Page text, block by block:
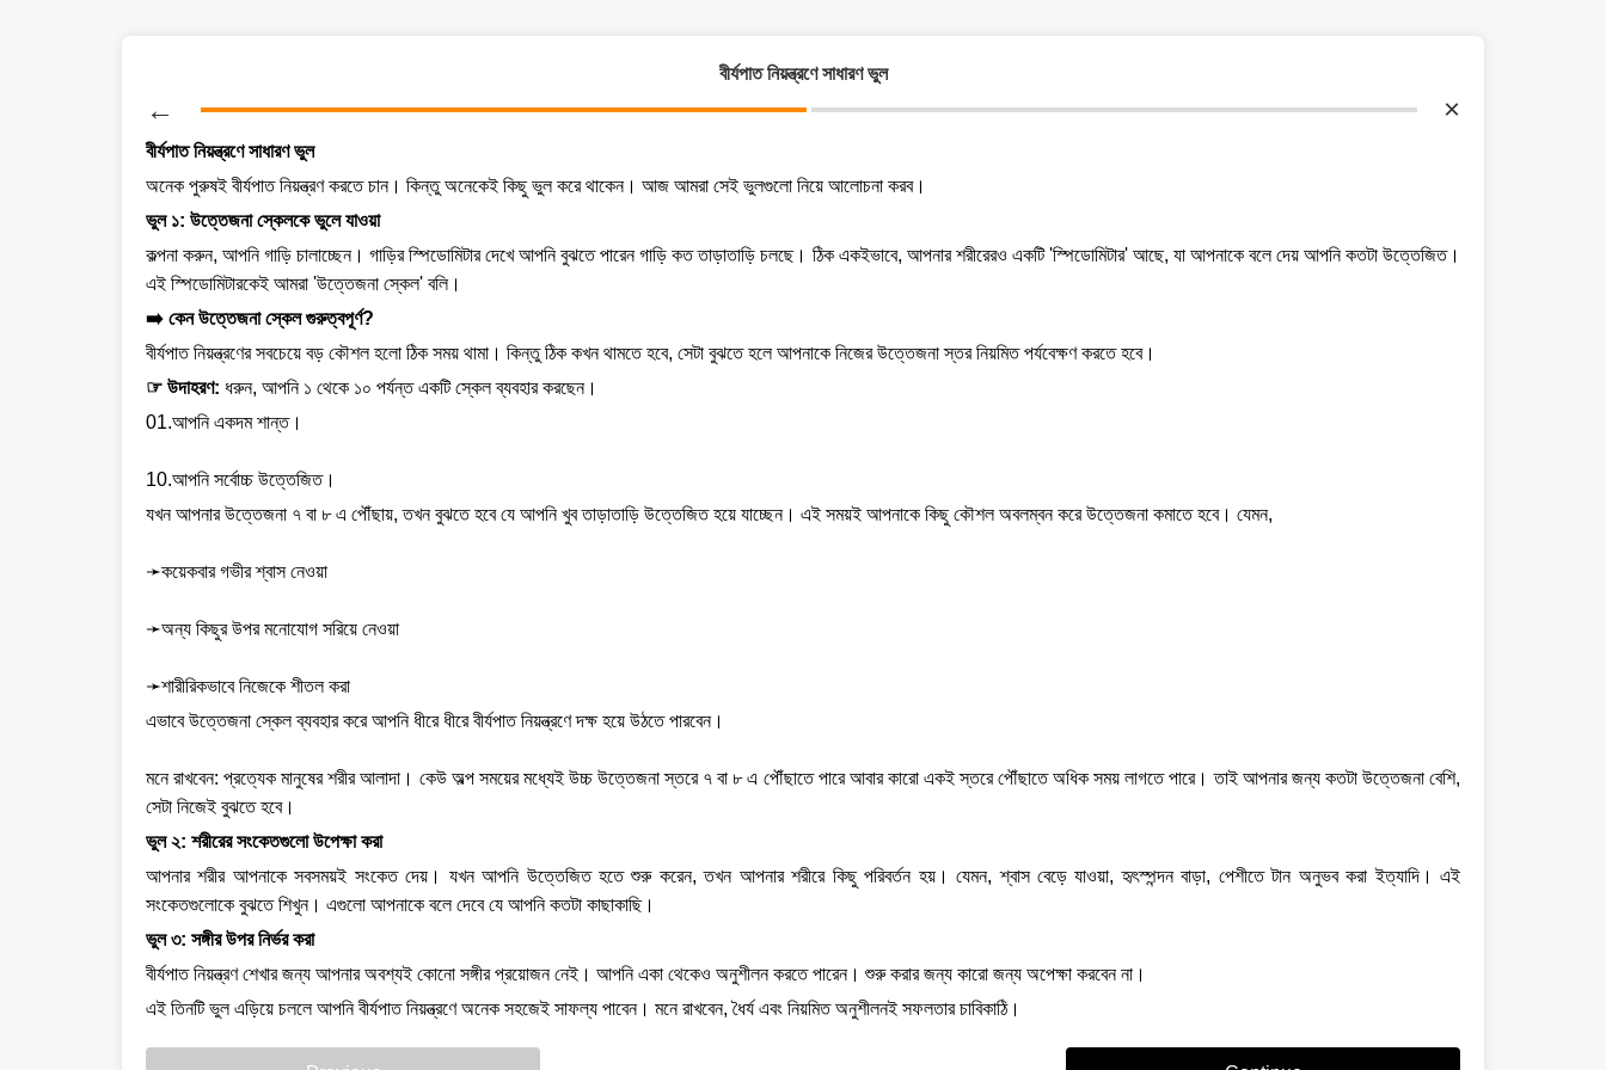
বীর্যপাত নিয়ন্ত্রণে সাধারণ ভুল
← ×
বীর্যপাত নিয়ন্ত্রণে সাধারণ ভুল
অনেক পুরুষই বীর্যপাত নিয়ন্ত্রণ করতে চান। কিন্তু অনেকেই কিছু ভুল করে থাকেন। আজ আমরা সেই ভুলগুলো নিয়ে আলোচনা করব।
ভুল ১: উত্তেজনা স্কেলকে ভুলে যাওয়া
কল্পনা করুন, আপনি গাড়ি চালাচ্ছেন। গাড়ির স্পিডোমিটার দেখে আপনি বুঝতে পারেন গাড়ি কত তাড়াতাড়ি চলছে। ঠিক একইভাবে, আপনার শরীরেরও একটি 'স্পিডোমিটার' আছে, যা আপনাকে বলে দেয় আপনি কতটা উত্তেজিত।
এই স্পিডোমিটারকেই আমরা 'উত্তেজনা স্কেল' বলি।
➡️ কেন উত্তেজনা স্কেল গুরুত্বপূর্ণ?
বীর্যপাত নিয়ন্ত্রণের সবচেয়ে বড় কৌশল হলো ঠিক সময় থামা। কিন্তু ঠিক কখন থামতে হবে, সেটা বুঝতে হলে আপনাকে নিজের উত্তেজনা স্তর নিয়মিত পর্যবেক্ষণ করতে হবে।
☞ উদাহরণ: ধরুন, আপনি ১ থেকে ১০ পর্যন্ত একটি স্কেল ব্যবহার করছেন।
01.আপনি একদম শান্ত।
10.আপনি সর্বোচ্চ উত্তেজিত।
যখন আপনার উত্তেজনা ৭ বা ৮ এ পৌঁছায়, তখন বুঝতে হবে যে আপনি খুব তাড়াতাড়ি উত্তেজিত হয়ে যাচ্ছেন। এই সময়ই আপনাকে কিছু কৌশল অবলম্বন করে উত্তেজনা কমাতে হবে। যেমন,
➛কয়েকবার গভীর শ্বাস নেওয়া
➛অন্য কিছুর উপর মনোযোগ সরিয়ে নেওয়া
➛শারীরিকভাবে নিজেকে শীতল করা
এভাবে উত্তেজনা স্কেল ব্যবহার করে আপনি ধীরে ধীরে বীর্যপাত নিয়ন্ত্রণে দক্ষ হয়ে উঠতে পারবেন।
মনে রাখবেন: প্রত্যেক মানুষের শরীর আলাদা। কেউ অল্প সময়ের মধ্যেই উচ্চ উত্তেজনা স্তরে ৭ বা ৮ এ পৌঁছাতে পারে আবার কারো একই স্তরে পৌঁছাতে অধিক সময় লাগতে পারে। তাই আপনার জন্য কতটা উত্তেজনা বেশি,
সেটা নিজেই বুঝতে হবে।
ভুল ২: শরীরের সংকেতগুলো উপেক্ষা করা
আপনার শরীর আপনাকে সবসময়ই সংকেত দেয়। যখন আপনি উত্তেজিত হতে শুরু করেন, তখন আপনার শরীরে কিছু পরিবর্তন হয়। যেমন, শ্বাস বেড়ে যাওয়া, হৃৎস্পন্দন বাড়া, পেশীতে টান অনুভব করা ইত্যাদি। এই
সংকেতগুলোকে বুঝতে শিখুন। এগুলো আপনাকে বলে দেবে যে আপনি কতটা কাছাকাছি।
ভুল ৩: সঙ্গীর উপর নির্ভর করা
বীর্যপাত নিয়ন্ত্রণ শেখার জন্য আপনার অবশ্যই কোনো সঙ্গীর প্রয়োজন নেই। আপনি একা থেকেও অনুশীলন করতে পারেন। শুরু করার জন্য কারো জন্য অপেক্ষা করবেন না।
এই তিনটি ভুল এড়িয়ে চললে আপনি বীর্যপাত নিয়ন্ত্রণে অনেক সহজেই সাফল্য পাবেন। মনে রাখবেন, ধৈর্য এবং নিয়মিত অনুশীলনই সফলতার চাবিকাঠি।